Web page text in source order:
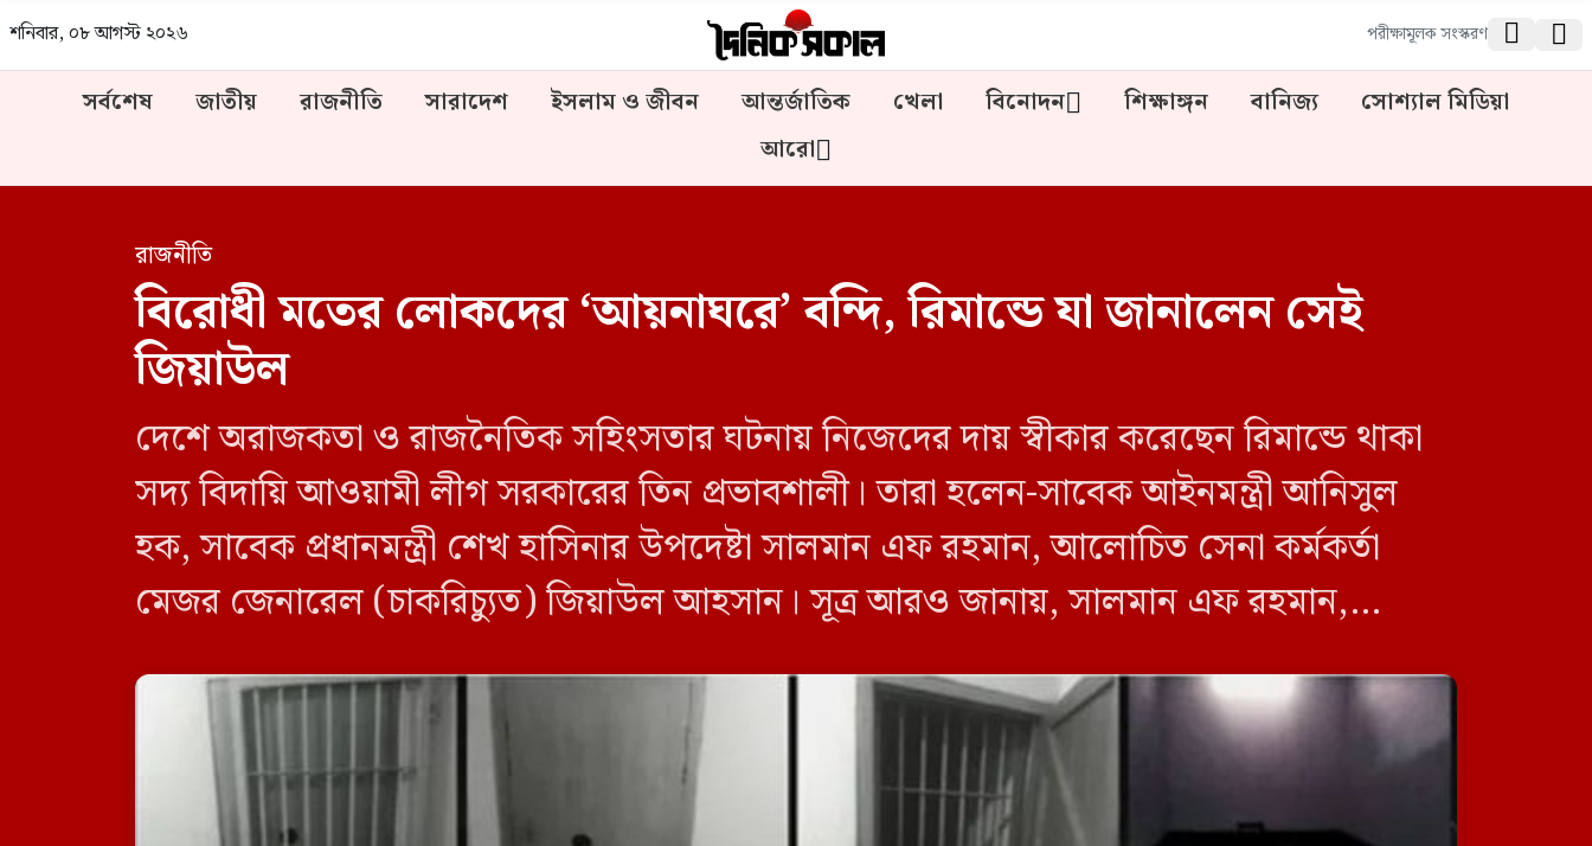
শনিবার, ০৮ আগস্ট ২০২৬ পরীক্ষামূলক সংস্করণ  
সর্বশেষ জাতীয় রাজনীতি সারাদেশ ইসলাম ও জীবন আন্তর্জাতিক খেলা বিনোদন শিক্ষাঙ্গন বানিজ্য
সোশ্যাল মিডিয়া
আরো
রাজনীতি
বিরোধী মতের লোকদের ‘আয়নাঘরে’ বন্দি, রিমান্ডে যা জানালেন সেই
জিয়াউল
দেশে অরাজকতা ও রাজনৈতিক সহিংসতার ঘটনায় নিজেদের দায় স্বীকার করেছেন রিমান্ডে থাকা
সদ্য বিদায়ি আওয়ামী লীগ সরকারের তিন প্রভাবশালী। তারা হলেন-সাবেক আইনমন্ত্রী আনিসুল
হক, সাবেক প্রধানমন্ত্রী শেখ হাসিনার উপদেষ্টা সালমান এফ রহমান, আলোচিত সেনা কর্মকর্তা
মেজর জেনারেল (চাকরিচ্যুত) জিয়াউল আহসান। সূত্র আরও জানায়, সালমান এফ রহমান,